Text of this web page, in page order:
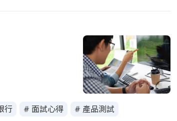
行 # 面試心得
# 產品測試